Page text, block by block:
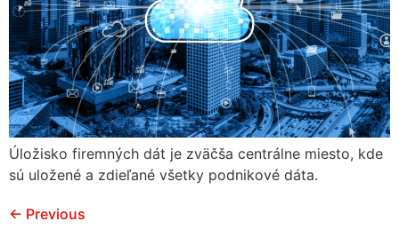
Úložisko firemných dát je zväčša centrálne miesto, kde
sú uložené a zdieľané všetky podnikové dáta.
← Previous